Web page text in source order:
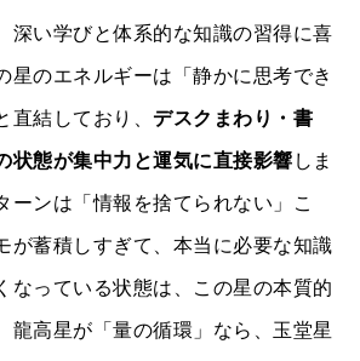
深い学びと体系的な知識の習得に喜
星のエネルギーは「静かに思考でき
直結しており、デスクまわり・書
状態が集中力と運気に直接影響 しま
ーンは「情報を捨てられない」こ
が蓄積しすぎて、本当に必要な知識
なっている状態は、この星の本質的
龍高星が「量の循環」なら、玉堂星